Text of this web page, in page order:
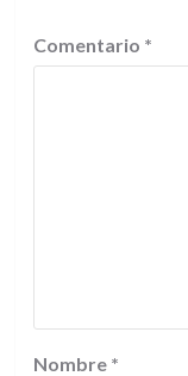
Comentario *
Nombre *